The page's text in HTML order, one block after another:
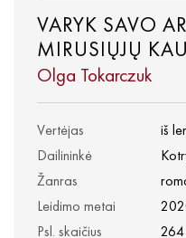
VARYK SAVO
MIRUSIŲJŲ
Olga Tokarczuk
Vertėjas
iš
Dailininkė
Žanras
Leidimo metai
Psl. skaičius
264